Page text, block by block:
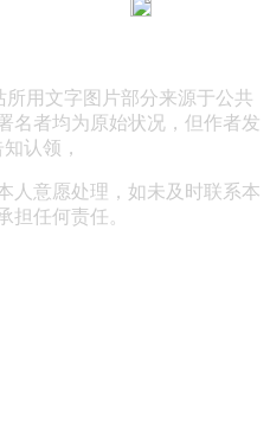
用文字图片部分来源于公共
名者均为原始状况，但作者发
认领，
人意愿处理，如未及时联系本
担任何责任。